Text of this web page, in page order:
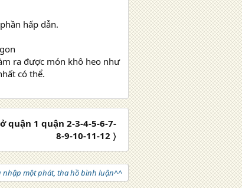
hấp dẫn.
ra được món khô heo như
có thể.
1 quận 2-3-4-5-6-7-
8-9-10-11-12 〉
nhập một phát, tha hồ bình luận^^